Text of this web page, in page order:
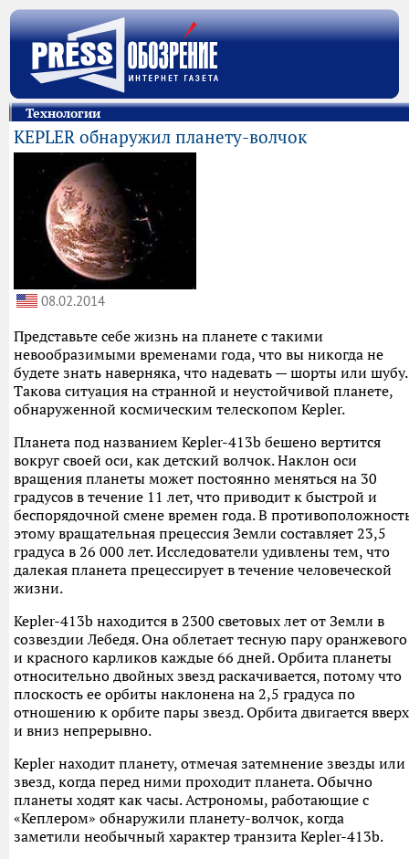
Технологии
KEPLER обнаружил планету-волчок
08.02.2014
Представьте себе жизнь на планете с такими
невообразимыми временами года, что вы никогда не
будете знать наверняка, что надевать — шорты или шубу.
Такова ситуация на странной и неустойчивой планете,
обнаруженной космическим телескопом Kepler.
Планета под названием Kepler-413b бешено вертится
вокруг своей оси, как детский волчок. Наклон оси
вращения планеты может постоянно меняться на 30
градусов в течение 11 лет, что приводит к быстрой и
беспорядочной смене времен года. В
этому вращательная прецессия Земли составляет 23,5
градуса в 26 000 лет. Исследователи удивлены тем, что
далекая планета прецессирует в течение человеческой
жизни.
Kepler-413b находится в 2300 световых лет от Земли в
созвездии Лебедя. Она облетает тесную пару оранжевого
и красного карликов каждые 66 дней. Орбита планеты
относительно двойных звезд раскачивается, потому что
плоскость ее орбиты наклонена на 2,5 градуса по
отношению к орбите пары звезд. Орбита двигается вверх
и вниз непрерывно.
Kepler находит планету, отмечая затемнение звезды или
звезд, когда перед ними проходит планета. Обычно
планеты ходят как часы. Астрономы, работающие с
«Кеплером» обнаружили планету-волчок, когда
заметили необычный характер транзита Kepler-413b.